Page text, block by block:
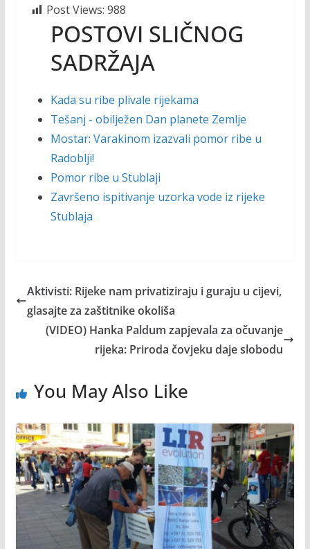
Post Views: 988
POSTOVI SLIČNOG
SADRŽAJA
Kada su ribe plivale rijekama
Tešanj - obilježen Dan planete Zemlje
Mostar: Varakinom izazvali pomor ribe u
Radoblji!
Pomor ribe u Stublaji
Završeno ispitivanje uzorka vode iz rijeke
Stublaja
Aktivisti: Rijeke nam privatiziraju i guraju u cijevi,
glasajte za zaštitnike okoliša
(VIDEO) Hanka Paldum zapjevala za očuvanje
rijeka: Priroda čovjeku daje slobodu
You May Also Like